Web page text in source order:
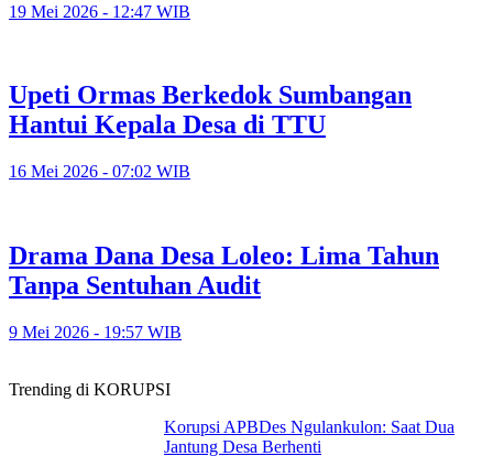
19 Mei 2026 - 12:47 WIB
Upeti Ormas Berkedok Sumbangan
Hantui Kepala Desa di TTU
16 Mei 2026 - 07:02 WIB
Drama Dana Desa Loleo: Lima Tahun
Tanpa Sentuhan Audit
9 Mei 2026 - 19:57 WIB
Trending di KORUPSI
Korupsi APBDes Ngulankulon: Saat Dua
Jantung Desa Berhenti